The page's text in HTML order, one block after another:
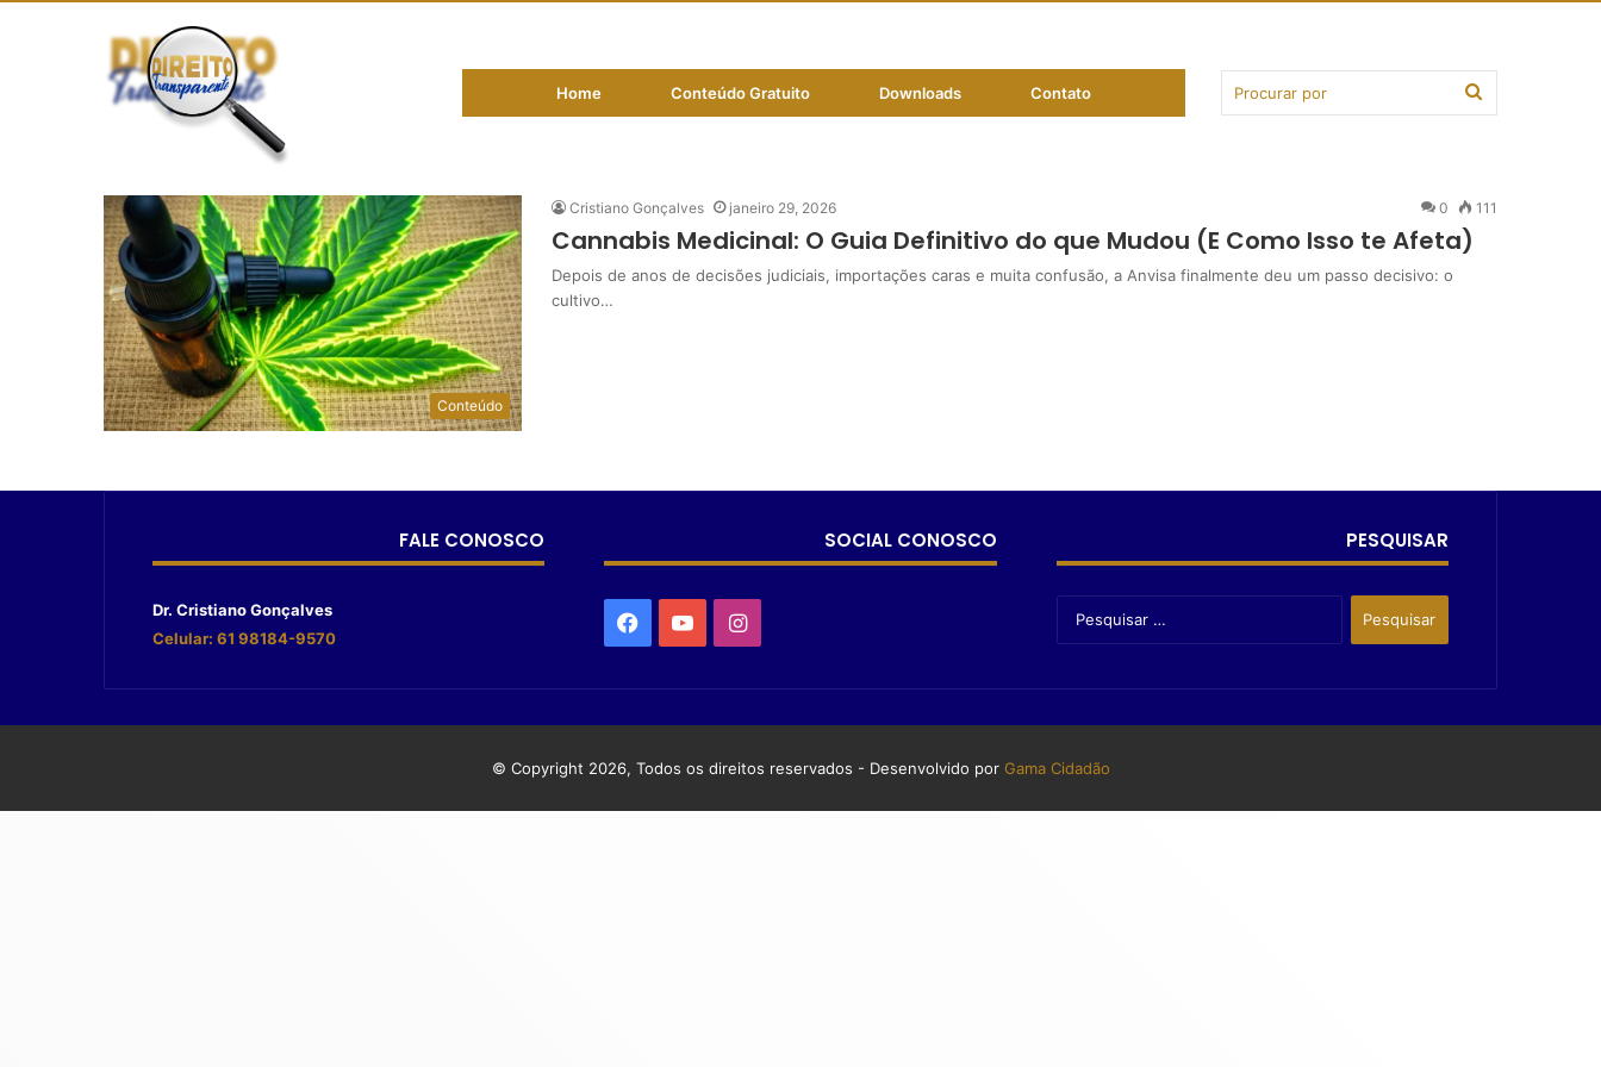
Home Conteúdo Gratuito Downloads Contato
Conteúdo
Cristiano Gonçalves janeiro 29, 2026 0 111
Cannabis Medicinal: O Guia Definitivo do que Mudou (E Como Isso te Afeta)
Depois de anos de decisões judiciais, importações caras e muita confusão, a Anvisa finalmente deu um passo decisivo: o
cultivo…
FALE CONOSCO
Dr. Cristiano Gonçalves
Celular: 61 98184-9570
SOCIAL CONOSCO PESQUISAR
© Copyright 2026, Todos os direitos reservados - Desenvolvido por Gama Cidadão